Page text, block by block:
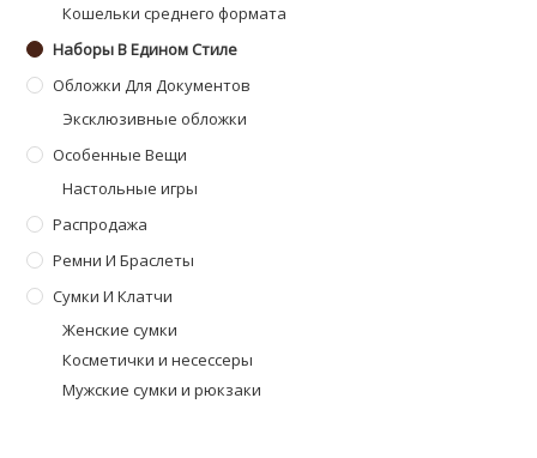
Кошельки среднего формата
Наборы В Едином Стиле
Обложки Для Документов
Эксклюзивные обложки
Особенные Вещи
Настольные игры
Распродажа
Ремни И Браслеты
Сумки И Клатчи
Женские сумки
Косметички и несессеры
Мужские сумки и рюкзаки